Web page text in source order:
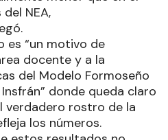
NEA,
es “un motivo de
docente y a la
del Modelo Formoseño
donde queda claro
verdadero rostro de la
los números.